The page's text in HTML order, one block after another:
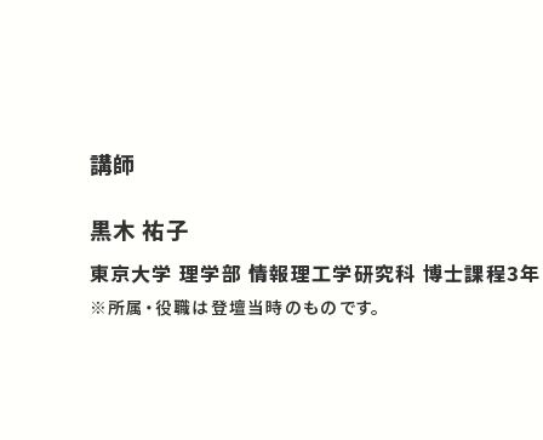
講師
黒木 祐子
東京大学 理学部 情報理工学研究科 博士課程3年
※所属・役職は登壇当時のものです。